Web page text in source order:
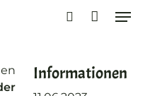
Informationen